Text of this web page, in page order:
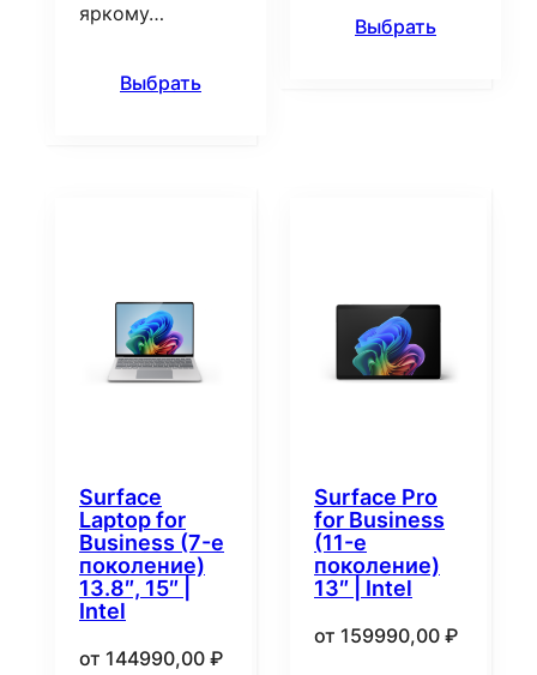
яркому…
Выбрать
Выбрать
Surface
Laptop for
Business (7-е
поколение)
13.8″, 15″ |
Intel
от 144990,00 ₽
Surface Pro
for Business
(11-е
поколение)
13″ | Intel
от 159990,00 ₽